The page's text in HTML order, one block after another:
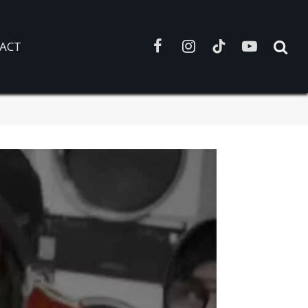
FacebookInstagramTikTokYouTube